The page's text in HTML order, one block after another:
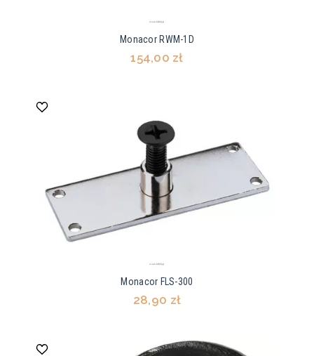
Monacor RWM-1D
154,00 zł
Monacor FLS-300
28,90 zł